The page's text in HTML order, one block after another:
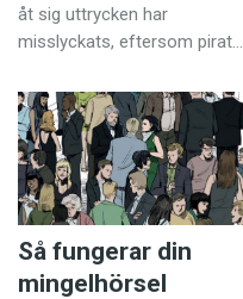
åt sig uttrycken har
misslyckats, eftersom pirat…
Så fungerar din
mingelhörsel